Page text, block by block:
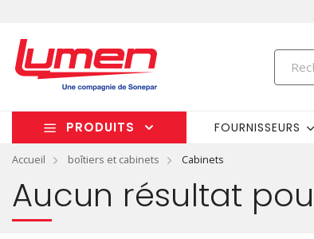
PRODUITS FOURNISSEURS
Accueil boîtiers et cabinets Cabinets
Aucun résultat